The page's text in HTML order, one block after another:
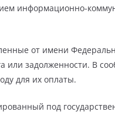
информационно-
от имени
или задолженности. В
для их оплаты.
под